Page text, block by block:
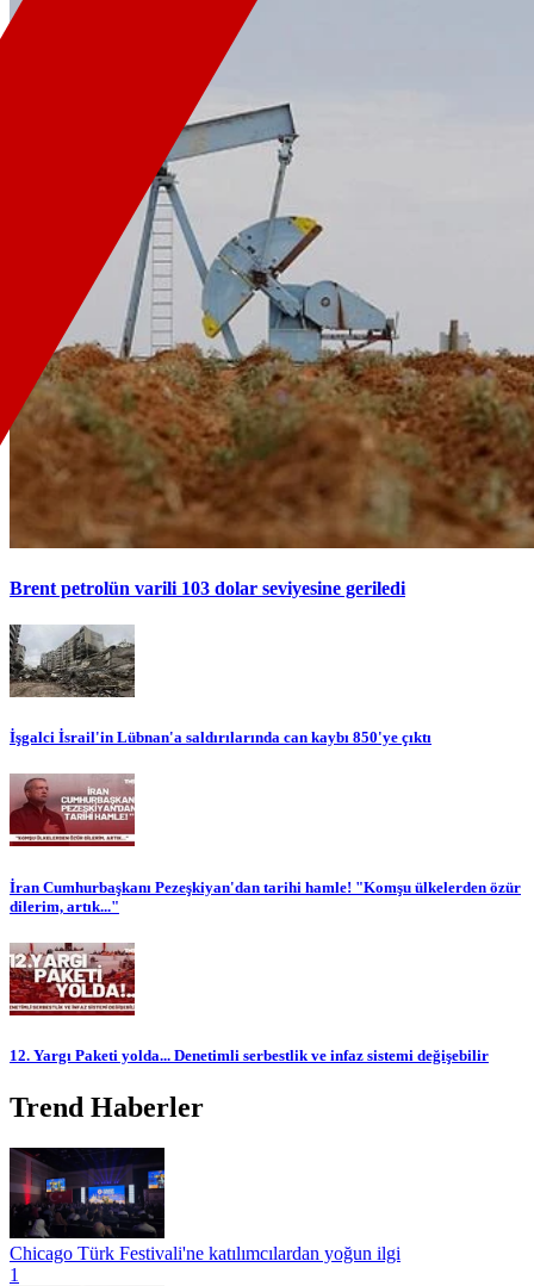
Brent petrolün varili 103 dolar seviyesine geriledi
İşgalci İsrail'in Lübnan'a saldırılarında can kaybı 850'ye çıktı
İran Cumhurbaşkanı Pezeşkiyan'dan tarihi hamle! "Komşu ülkelerden özür
dilerim, artık..."
12. Yargı Paketi yolda... Denetimli serbestlik ve infaz sistemi değişebilir
Trend Haberler
Chicago Türk Festivali'ne katılımcılardan yoğun ilgi
1